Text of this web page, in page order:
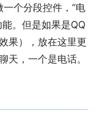
个分段控件，“电
。但是如果是QQ
果），放在这里更
天，一个是电话。